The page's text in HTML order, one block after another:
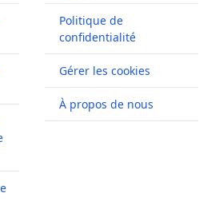
Politique de
confidentialité
Gérer les cookies
À propos de nous